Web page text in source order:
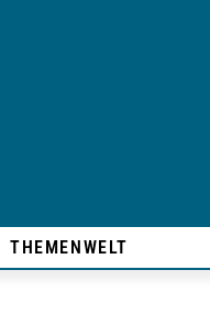
THEMENWELT